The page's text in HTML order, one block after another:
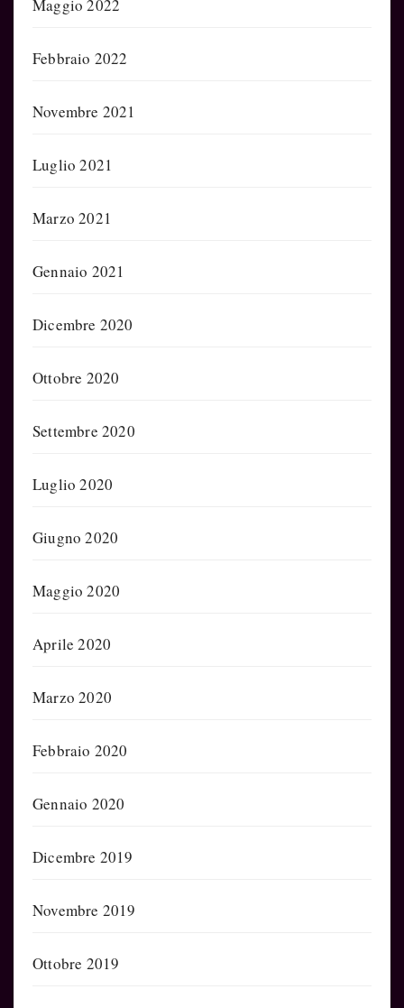
Maggio 2022
Febbraio 2022
Novembre 2021
Luglio 2021
Marzo 2021
Gennaio 2021
Dicembre 2020
Ottobre 2020
Settembre 2020
Luglio 2020
Giugno 2020
Maggio 2020
Aprile 2020
Marzo 2020
Febbraio 2020
Gennaio 2020
Dicembre 2019
Novembre 2019
Ottobre 2019